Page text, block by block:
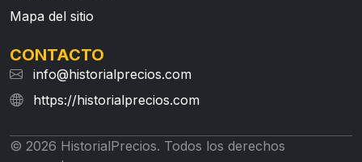
Mapa del sitio
CONTACTO
info@historialprecios.com
https://historialprecios.com
© 2026 HistorialPrecios. Todos los derechos